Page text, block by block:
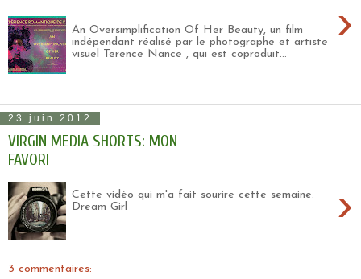
›
An Oversimplification Of Her Beauty, un film
indépendant réalisé par le photographe et artiste
visuel Terence Nance , qui est coproduit...
23 juin 2012
VIRGIN MEDIA SHORTS: MON
FAVORI
›
Cette vidéo qui m'a fait sourire cette semaine.
Dream Girl
3 commentaires: